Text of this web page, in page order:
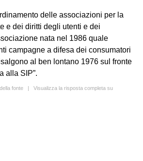
delle associazioni per la
e dei diritti degli utenti e dei
nata nel 1986 quale
campagne a difesa dei consumatori
al ben lontano 1976 sul fronte
alla SIP”.
fonte | Visualizza la risposta completa su